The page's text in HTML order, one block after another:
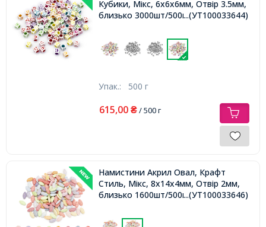
Кубики, Мікс, 6х6х6мм, Отвір 3.5мм,
близько 3000шт/500г,...(УТ100033644)
Упак.: 500 г
615,00 ₴/ 500 г
Намистини Акрил Овал, Крафт
Стиль, Мікс, 8x14x4мм, Отвір 2мм,
близько 1600шт/500г,...(УТ100033646)